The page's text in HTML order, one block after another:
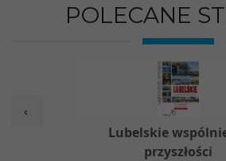
POLECANE
Lubelskie
przyszłości
‹